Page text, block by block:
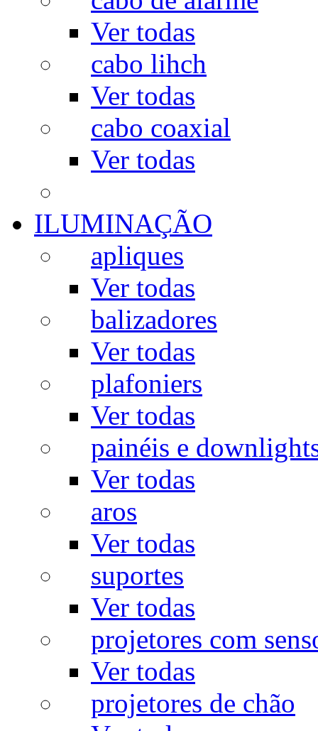
Ver todas
cabo lihch
Ver todas
cabo coaxial
Ver todas
ILUMINAÇÃO
apliques
Ver todas
balizadores
Ver todas
plafoniers
Ver todas
painéis e
Ver todas
aros
Ver todas
suportes
Ver todas
projetores com
Ver todas
projetores de chão